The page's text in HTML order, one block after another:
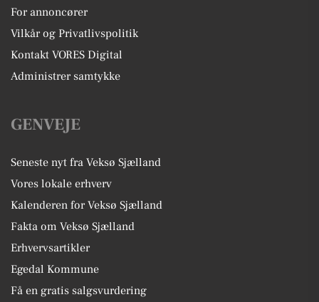
For annoncører
Vilkår og Privatlivspolitik
Kontakt VORES Digital
Administrer samtykke
GENVEJE
Seneste nyt fra Veksø Sjælland
Vores lokale erhverv
Kalenderen for Veksø Sjælland
Fakta om Veksø Sjælland
Erhvervsartikler
Egedal Kommune
Få en gratis salgsvurdering